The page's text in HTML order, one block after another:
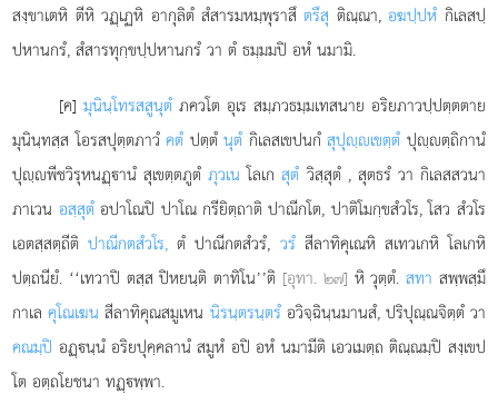
สงฺขาเตหิ ตีหิ วฏฺเฏหิ อากุลิตํ สํสารมหมฺพุราสึตรึสุ ติณฺณา,อฆปฺปหํ กิเลสปฺ
ปหานกรํ, สํสารทุกฺขปฺปหานกรํ วา ตํ ธมฺมมปิ อหํ นมามิ.
[ค] มุนินฺโทรสสูนุตํภควโต อุเร สมฺภวธมฺมเทสนาย อริยภาวปฺปตฺตตาย
มุนินฺทสฺส โอรสปุตฺตภาวํคตํ ปตฺตํนุตํ กิเลสเขปนกํสุปุฺเขตฺตํ ปุฺตฺถิกานํ
ปุฺพีชวิรุหนฏฺานํ สุเขตฺตภูตํภุวเน โลเกสุตํ วิสฺสุตํ , สุตธรํ วา กิเลสสวนา
ภาเวน อสฺสุตํอปาโณปิ ปาโณ กรียิตฺถาติ ปาณีกโต, ปาติโมกฺขสํวโร, โสว สํวโร
เอตสฺสตฺถีติปาณีกตสํวโร, ตํ ปาณีกตสํวรํ, วรํสีลาทิคุเณหิ สเทวเกหิ โลเกหิ
ปตฺถนียํ. ‘‘เทวาปิ ตสฺส ปิหยนฺติ ตาทิโน’’ติ [อุทา. ๒๗] หิ วุตฺตํ.สทา สพฺพสฺมึ
กาเลคุโณเฆน สีลาทิคุณสมูเหน นิรนฺตรนฺตรํอวิจฺฉินฺนมานสํ, ปริปุณฺณจิตฺตํ วา
คณมฺปิ อฏฺนฺนํ อริยปุคฺคลานํ สมูหํ อปิ อหํ นมามีติ เอวเมตฺถ ติณฺณมฺปิ สงฺเขป
โต อตฺถโยชนา ทฏฺพฺพา.